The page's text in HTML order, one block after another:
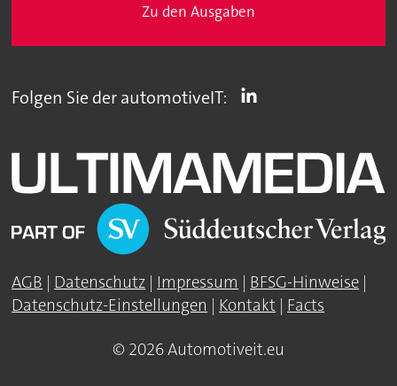
Zu den Ausgaben
Folgen Sie der automotiveIT:
AGB | Datenschutz | Impressum | BFSG-Hinweise |
Datenschutz-Einstellungen | Kontakt | Facts
© 2026 Automotiveit.eu